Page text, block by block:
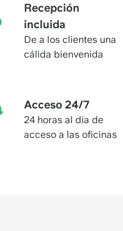
Recepción
incluida
De a los clientes una
cálida bienvenida
Acceso 24/7
24 horas al día de
acceso a las oficinas